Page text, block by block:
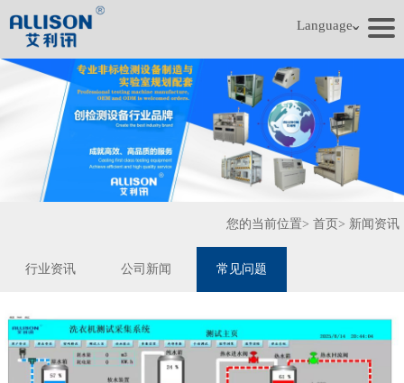
Languageˇ
您的当前位置> 首页> 新闻资讯
行业资讯 公司新闻 常见问题